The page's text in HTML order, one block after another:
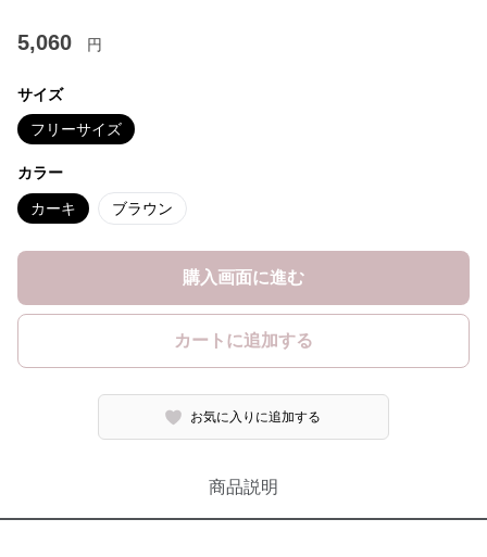
5,060 円
サイズ
フリーサイズ
カラー
カーキ ブラウン
購入画面に進む
カートに追加する
お気に入りに追加する
商品説明